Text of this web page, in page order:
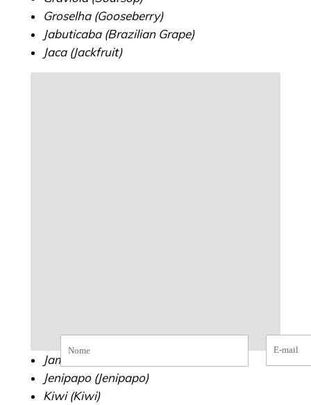
Groselha (Gooseberry)
Jabuticaba (Brazilian Grape)
Jaca (Jackfruit)
Jamelão (Jambolan)
Jenipapo (Jenipapo)
Kiwi (Kiwi)